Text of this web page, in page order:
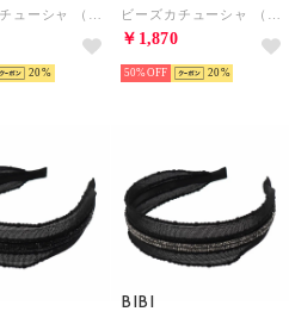
20
￥1,870
50% 20
BIBI